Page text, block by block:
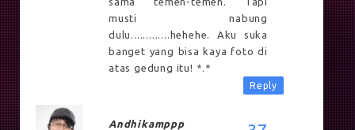
musti nabung
dulu.............hehehe. Aku suka
banget yang bisa kaya foto di
atas gedung itu! *.*
Reply
Andhikamppp